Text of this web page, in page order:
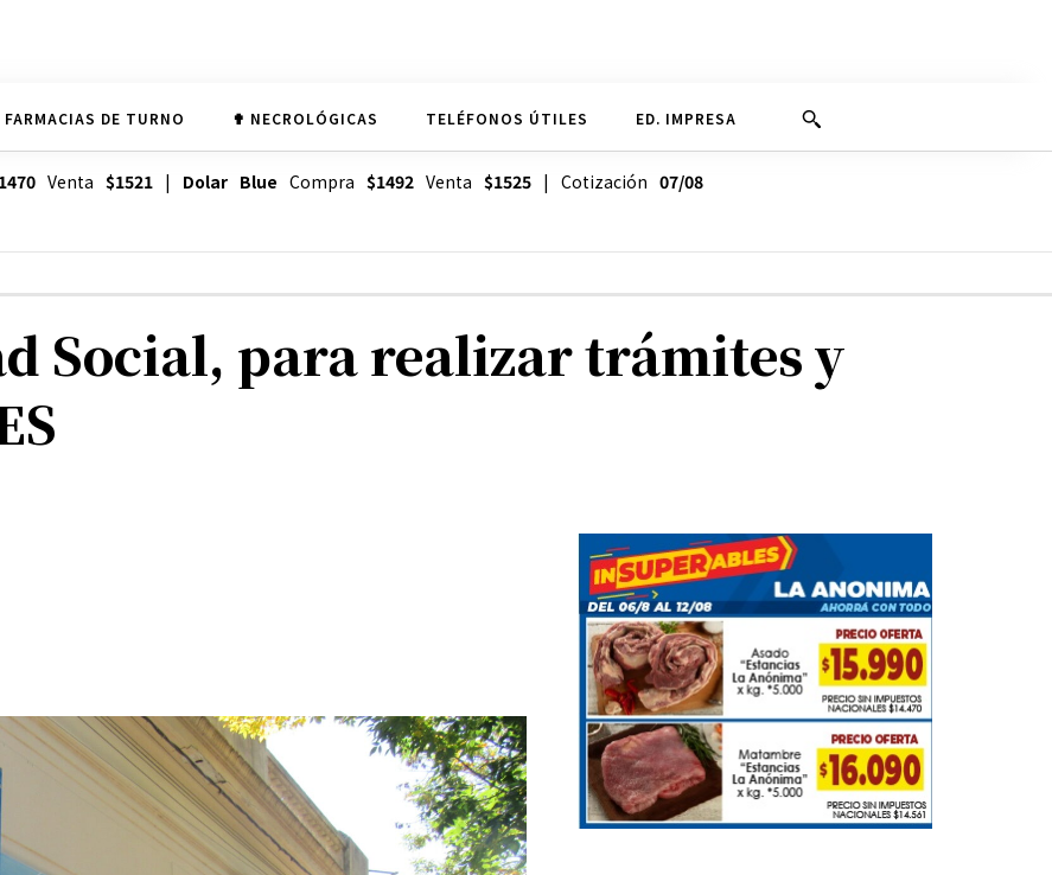
FARMACIAS DE TURNO ✟ NECROLÓGICAS TELÉFONOS ÚTILES ED. IMPRESA
Venta $1521| Dolar Blue Compra $1492Venta $1525| Cotización 07/08
Social, para realizar trámites y